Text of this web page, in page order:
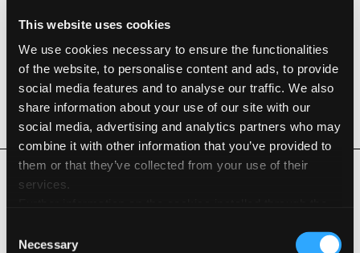
This website uses cookies
We use cookies necessary to ensure the functionalities
of the website, to personalise content and ads, to provide
social media features and to analyse our traffic. We also
share information about your use of our site with our
social media, advertising and analytics partners who may
combine it with other information that you’ve provided to
them or that they’ve collected from your use of their
services.
Selection
Necessary
No optical brightners
Long Life ISO 9706
Vegan Friendly
Prodotti Correlati